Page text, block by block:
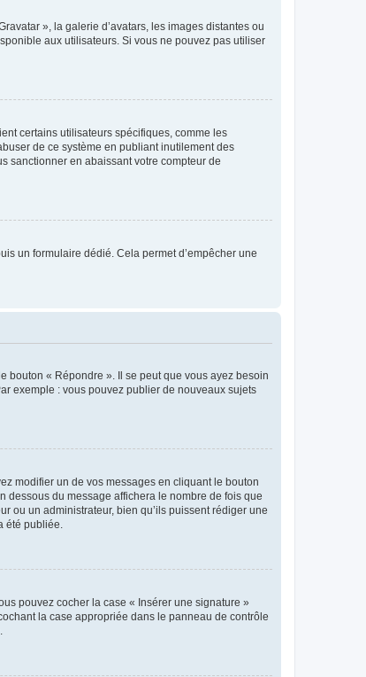
», la galerie d’avatars, les images distantes ou
aux utilisateurs. Si vous ne pouvez pas utiliser
certains utilisateurs spécifiques, comme les
de ce système en publiant inutilement des
sanctionner en abaissant votre compteur de
un formulaire dédié. Cela permet d’empêcher une
bouton « Répondre ». Il se peut que vous ayez besoin
exemple : vous pouvez publier de nouveaux sujets
modifier un de vos messages en cliquant le bouton
dessous du message affichera le nombre de fois que
ou un administrateur, bien qu’ils puissent rédiger une
été publiée.
pouvez cocher la case « Insérer une signature »
la case appropriée dans le panneau de contrôle